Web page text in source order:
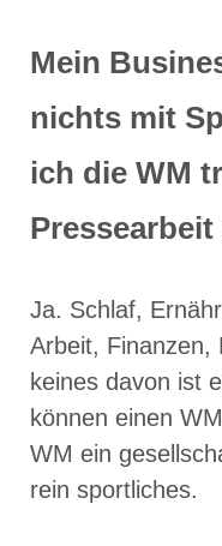
Mein
nichts mit
ich die WM
Ja. Schlaf,
Arbeit, Finanzen,
keines davon ist
können einen
WM ein
rein sportliches.